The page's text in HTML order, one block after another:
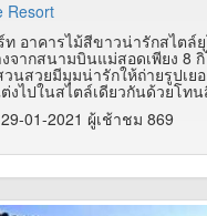
Resort
อาคารไม้สีขาวน่ารักสไตล์
จากสนามบินแม่สอดเพียง 8
นสวยมีมุมน่ารักให้ถ่ายรูปเย
งไปในสไตล์เดียวกันด้วยโท
01-2021 ผู้เช้าชม 869